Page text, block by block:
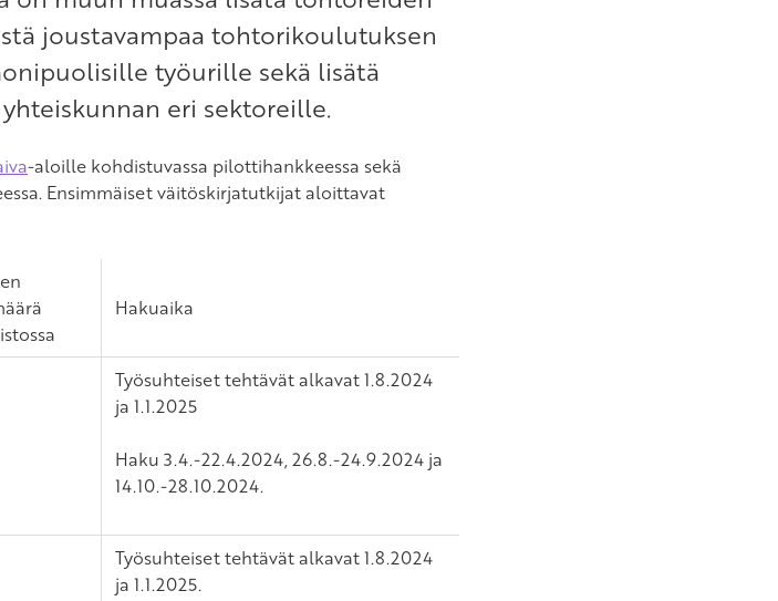
joustavampaa tohtorikoulutuksen
työurille sekä lisätä
eri sektoreille.
-aloille kohdistuvassa pilottihankkeessa sekä
Ensimmäiset väitöskirjatutkijat aloittavat
Hakuaika
Työsuhteiset tehtävät alkavat 1.8.2024
ja 1.1.2025
Haku 3.4.-22.4.2024, 26.8.-24.9.2024 ja
14.10.-28.10.2024.
Työsuhteiset tehtävät alkavat 1.8.2024
ja 1.1.2025.